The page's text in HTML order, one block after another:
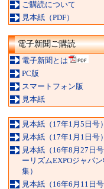
ご購読について
見本紙（PDF）
電子新聞ご購読
電子新聞とは
PC版
スマートフォン版
見本紙
見本紙（17年1月5日号）
見本紙（17年1月1日号）
見本紙（16年8月27日
ーリズムEXPOジャパ
集）
見本紙（16年6月11日